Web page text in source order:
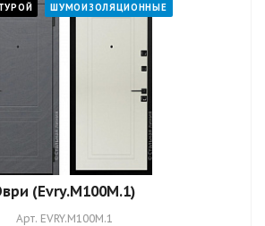
ШУМОИЗОЛЯЦИОННЫЕ
(Evry.M100M.1)
Арт. EVRY.M100M.1